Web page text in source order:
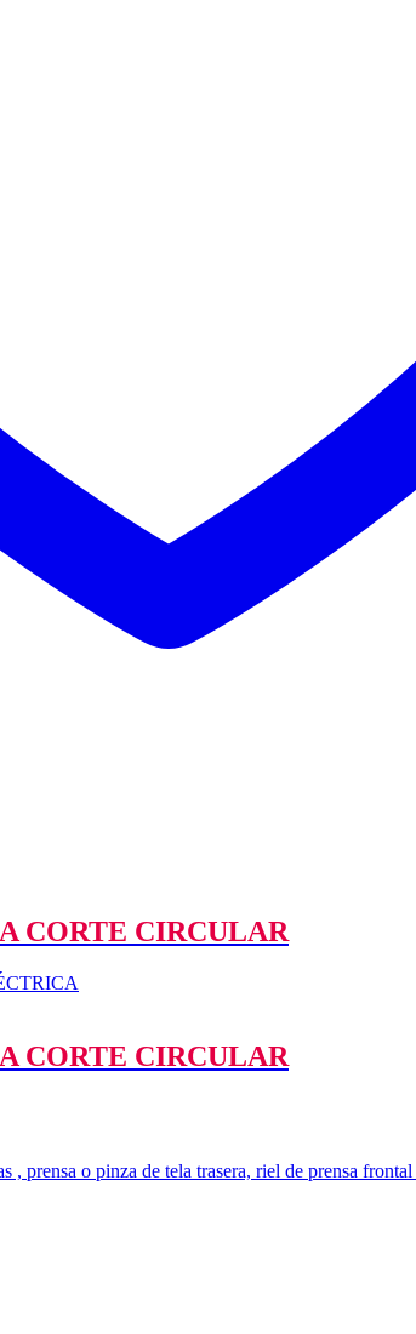
CORTE CIRCULAR
CORTE CIRCULAR
prensa o pinza de tela trasera, riel de prensa